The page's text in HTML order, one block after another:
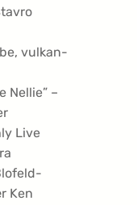
vulkan-
Nellie” –
Live
Ken